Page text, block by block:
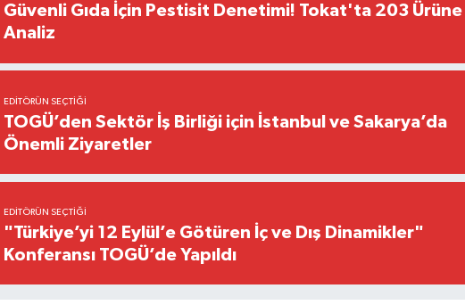
Güvenli Gıda İçin Pestisit Denetimi! Tokat'ta 203 Ürüne
Analiz
EDITÖRÜN SEÇTIĞI
TOGÜ’den Sektör İş Birliği için İstanbul ve Sakarya’da
Önemli Ziyaretler
EDITÖRÜN SEÇTIĞI
"Türkiye’yi 12 Eylül’e Götüren İç ve Dış Dinamikler"
Konferansı TOGÜ’de Yapıldı